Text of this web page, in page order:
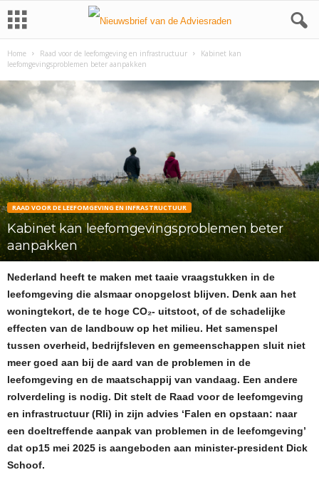
Home Raad voor de leefomgeving en infrastructuur
Kabinet kan
leefomgevingsproblemen beter aanpakken
RAAD VOOR DE LEEFOMGEVING EN INFRASTRUCTUUR
Kabinet kan leefomgevingsproblemen beter
aanpakken
Nederland heeft te maken met taaie vraagstukken in de
leefomgeving die alsmaar onopgelost blijven. Denk aan het
woningtekort, de te hoge CO₂- uitstoot, of de schadelijke
effecten van de landbouw op het milieu. Het samenspel
tussen overheid, bedrijfsleven en gemeenschappen sluit niet
meer goed aan bij de aard van de problemen in de
leefomgeving en de maatschappij van vandaag. Een andere
rolverdeling is nodig. Dit stelt de Raad voor de leefomgeving
en infrastructuur (Rli) in zijn advies ‘Falen en opstaan: naar
een doeltreffende aanpak van problemen in de leefomgeving’
dat op15 mei 2025 is aangeboden aan minister-president Dick
Schoof.